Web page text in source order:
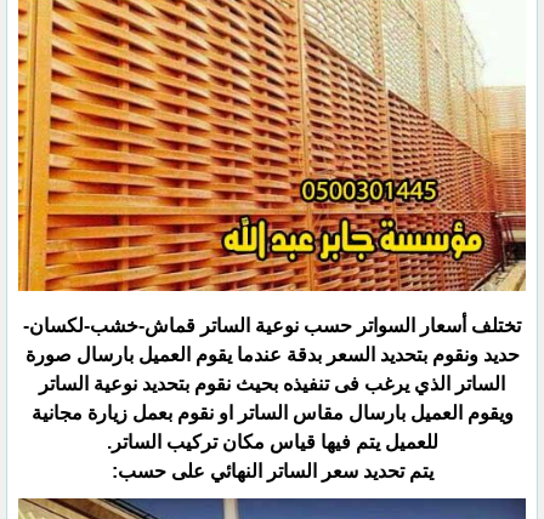
تختلف أسعار السواتر حسب نوعية الساتر قماش-خشب-لكسان-
حديد ونقوم بتحديد السعر بدقة عندما يقوم العميل بارسال ‏صورة
الساتر الذي يرغب فى تنفيذه بحيث نقوم بتحديد نوعية الساتر
ويقوم العميل بارسال مقاس الساتر او نقوم بعمل ‏زيارة مجانية
للعميل يتم فيها قياس مكان تركيب الساتر.‏
يتم تحديد سعر الساتر النهائي على حسب:‏